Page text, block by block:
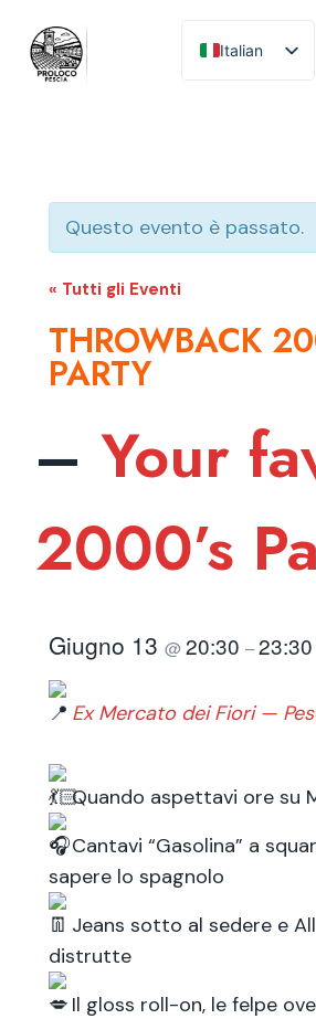
contenuto
Italian
English
Questo evento è passato.
« Tutti gli Eventi
THROWBACK
PARTY
– Your
2000’s
Giugno 13 @20:30 –23:30
Ex Mercato dei Fiori —
Quando aspettavi ore su
Cantavi “Gasolina” a
sapere lo spagnolo
Jeans sotto al sedere e
distrutte
Il gloss roll-on, le felpe